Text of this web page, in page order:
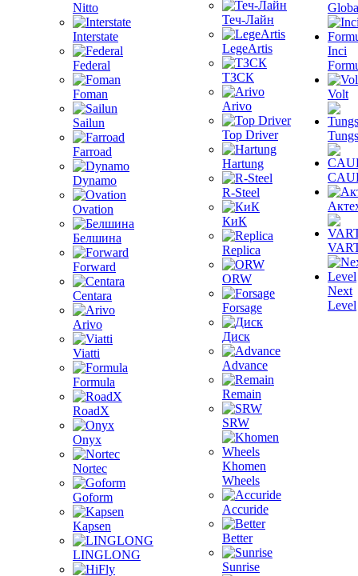
Nitto
Interstate
Federal
Foman
Sailun
Farroad
Dynamo
Ovation
Белшина
Forward
Centara
Arivo
Viatti
Formula
RoadX
Onyx
Nortec
Goform
Kapsen
LINGLONG
Теч-Лайн
LegeArtis
ТЗСК
Arivo
Top Driver
Hartung
R-Steel
КиК
Replica
ORW
Forsage
Диск
Advance
Remain
SRW
Khomen
Wheels
Accuride
Better
Sunrise
Inci
Volt
Next
Level